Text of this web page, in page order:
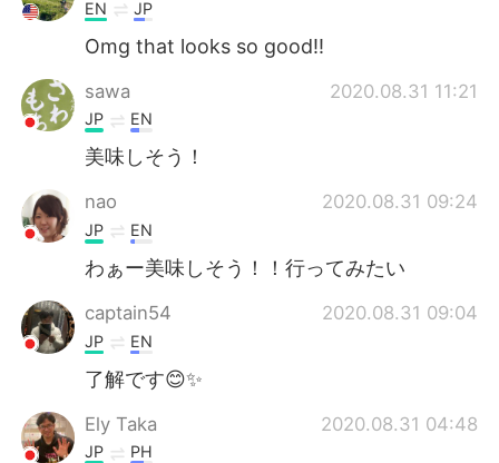
EN JP
Omg that looks so good!!
sawa 2020.08.31 11:21
JP EN
美味しそう！
nao 2020.08.31 09:24
JP EN
わぁー美味しそう！！行ってみたい
captain54 2020.08.31 09:04
JP EN
了解です😊✨
Ely Taka 2020.08.31 04:48
JP PH